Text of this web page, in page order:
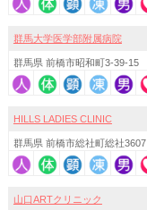
群馬大学医学部附属病院
群馬県 前橋市昭和町3-39-15
HILLS LADIES CLINIC
群馬県 前橋市総社町総社3607
山口ARTクリニック